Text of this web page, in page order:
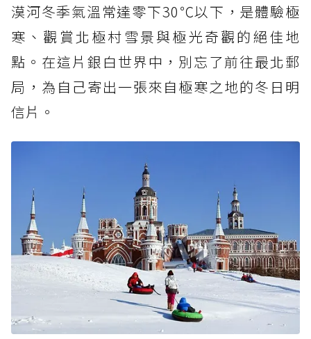
漠河冬季氣溫常達零下30℃以下，是體驗極
寒、觀賞北極村雪景與極光奇觀的絕佳地
點。在這片銀白世界中，別忘了前往最北郵
局，為自己寄出一張來自極寒之地的冬日明
信片。